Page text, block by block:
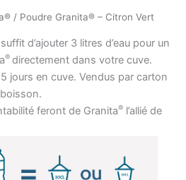
/ Poudre Granita® – Citron Vert
d’ajouter 3 litres d’eau pour un
® directement dans votre cuve.
jours en cuve. Vendus par carton
feront de Granita® l’allié de